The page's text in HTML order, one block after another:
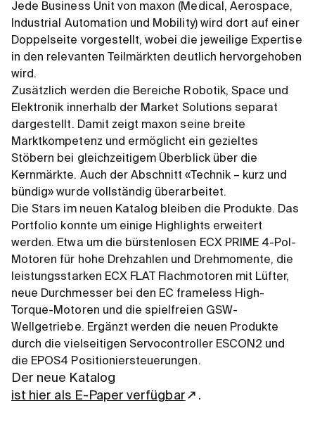
Jede Business Unit von maxon (Medical, Aerospace,
Industrial Automation und Mobility) wird dort auf einer
Doppelseite vorgestellt, wobei die jeweilige Expertise
in den relevanten Teilmärkten deutlich hervorgehoben
wird.
Zusätzlich werden die Bereiche Robotik, Space und
Elektronik innerhalb der Market Solutions separat
dargestellt. Damit zeigt maxon seine breite
Marktkompetenz und ermöglicht ein gezieltes
Stöbern bei gleichzeitigem Überblick über die
Kernmärkte. Auch der Abschnitt «Technik – kurz und
bündig» wurde vollständig überarbeitet.
Die Stars im neuen Katalog bleiben die Produkte. Das
Portfolio konnte um einige Highlights erweitert
werden. Etwa um die bürstenlosen ECX PRIME 4-Pol-
Motoren für hohe Drehzahlen und Drehmomente, die
leistungsstarken ECX FLAT Flachmotoren mit Lüfter,
neue Durchmesser bei den EC frameless High-
Torque-Motoren und die spielfreien GSW-
Wellgetriebe. Ergänzt werden die neuen Produkte
durch die vielseitigen Servocontroller ESCON2 und
die EPOS4 Positioniersteuerungen.
Der neue Katalog
ist hier als E-Paper verfügbar
.